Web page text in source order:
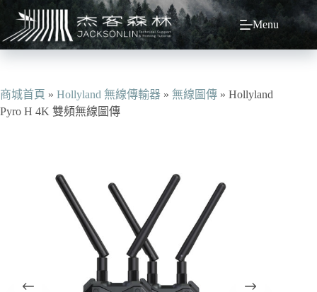
主
容
Menu
商城首頁 » Hollyland 無線傳輸器 » 無線圖傳 » Hollyland
Pyro H 4K 雙頻無線圖傳